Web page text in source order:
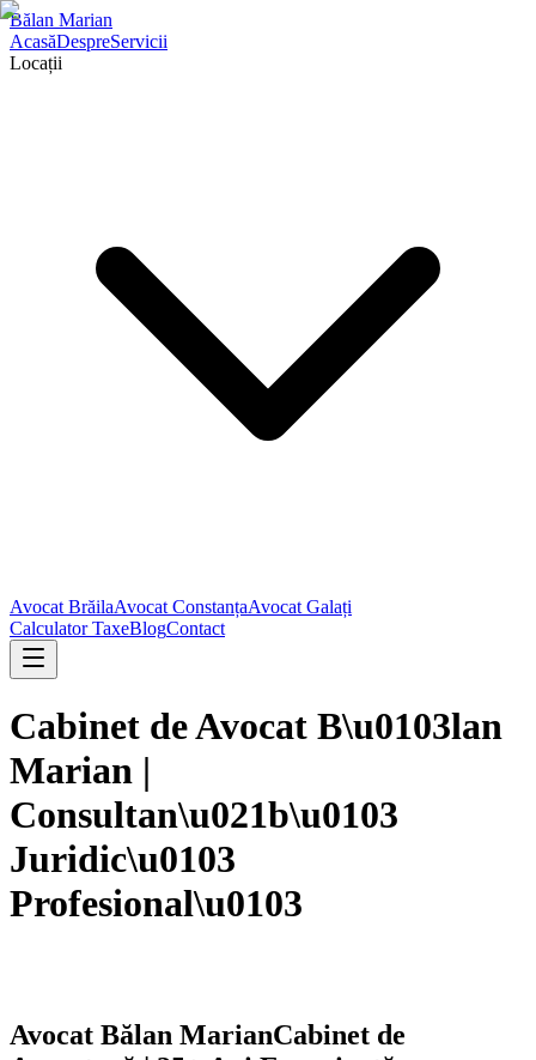
Bălan Marian
AcasăDespreServicii
Locații
Avocat BrăilaAvocat ConstanțaAvocat Galați
Calculator TaxeBlogContact
Cabinet de Avocat B\u0103lan
Marian |
Consultan\u021b\u0103
Juridic\u0103
Profesional\u0103
Avocat Bălan MarianCabinet de